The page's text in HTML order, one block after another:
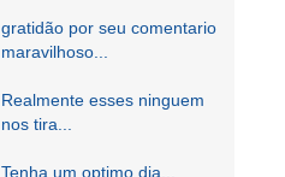
gratidão por seu comentario
maravilhoso...
Realmente esses ninguem
nos tira...
Tenha um optimo dia...